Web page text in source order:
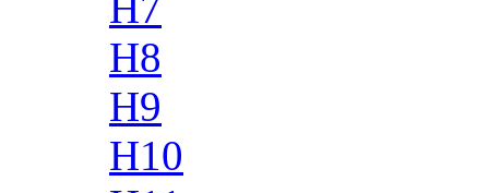
H8
H9
H10